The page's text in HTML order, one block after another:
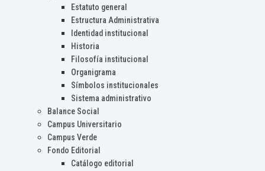
Estatuto general
Estructura Administrativa
Identidad institucional
Historia
Filosofía institucional
Organigrama
Símbolos institucionales
Sistema administrativo
Balance Social
Campus Universitario
Campus Verde
Fondo Editorial
Catálogo editorial